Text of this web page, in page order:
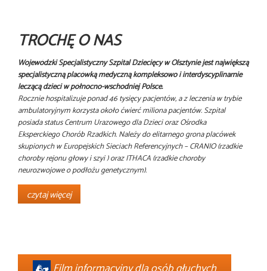
TROCHĘ O NAS
Wojewódzki Specjalistyczny Szpital Dziecięcy w Olsztynie jest największą
specjalistyczną placówką medyczną kompleksowo i interdyscyplinarnie
leczącą dzieci w północno-wschodniej Polsce.
Rocznie hospitalizuje ponad 46 tysięcy pacjentów, a z leczenia w trybie
ambulatoryjnym korzysta około ćwierć miliona pacjentów. Szpital
posiada status Centrum Urazowego dla Dzieci oraz Ośrodka
Eksperckiego Chorób Rzadkich. Należy do elitarnego grona placówek
skupionych w Europejskich Sieciach Referencyjnych – CRANIO (rzadkie
choroby rejonu głowy i szyi ) oraz ITHACA (rzadkie choroby
neurozwojowe o podłożu genetycznym).
czytaj więcej